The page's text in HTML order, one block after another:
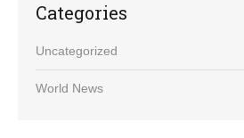
Categories
Uncategorized
World News